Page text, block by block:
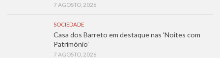
7 AGOSTO, 2026
SOCIEDADE
Casa dos Barreto em destaque nas ‘Noites com
Património’
7 AGOSTO, 2026